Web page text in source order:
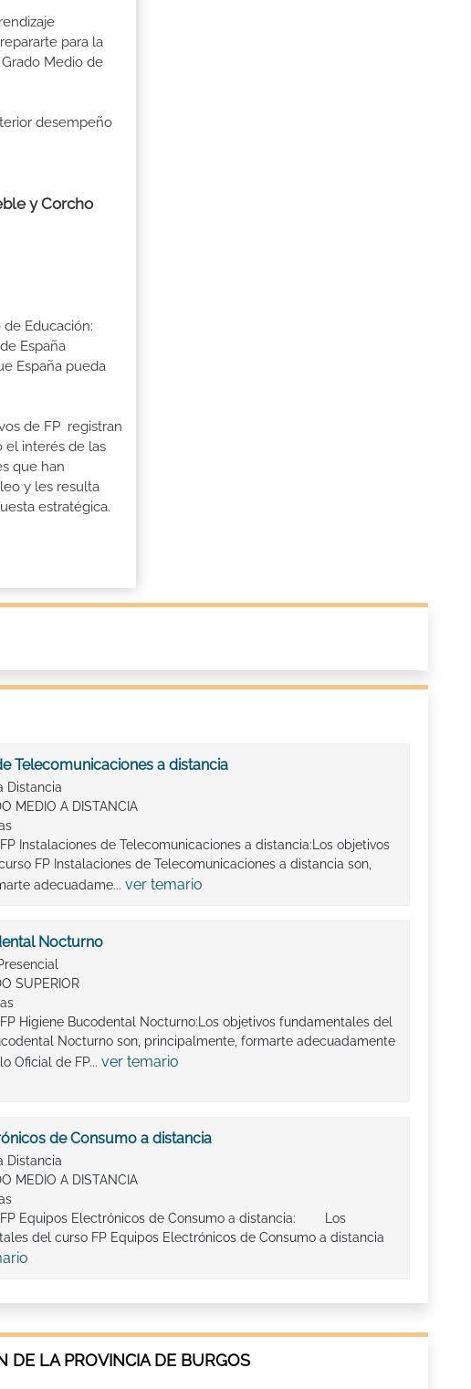
para la
Medio de
desempeño
y Corcho
Educación:
España
España pueda
de FP registran
el interés de las
que han
y les resulta
estratégica.
Telecomunicaciones a distancia
Distancia
MEDIO A DISTANCIA
Instalaciones de Telecomunicaciones a distancia:Los objetivos
FP Instalaciones de Telecomunicaciones a distancia son,
adecuadame... ver temario
Nocturno
SUPERIOR
Higiene Bucodental Nocturno:Los objetivos fundamentales del
Nocturno son, principalmente, formarte adecuadamente
Oficial de FP... ver temario
de Consumo a distancia
Distancia
MEDIO A DISTANCIA
FP Equipos Electrónicos de Consumo a distancia: Los
del curso FP Equipos Electrónicos de Consumo a distancia
DE LA PROVINCIA DE BURGOS